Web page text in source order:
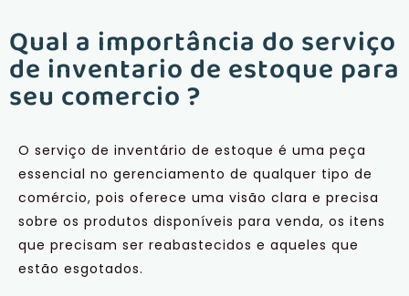
Qual a importância do serviço
de inventario de estoque para
seu comercio ?
O serviço de inventário de estoque é uma peça
essencial no gerenciamento de qualquer tipo de
comércio, pois oferece uma visão clara e precisa
sobre os produtos disponíveis para venda, os itens
que precisam ser reabastecidos e aqueles que
estão esgotados.